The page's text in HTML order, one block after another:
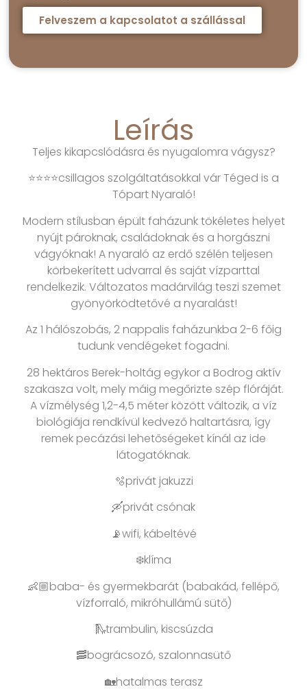
Felveszem a kapcsolatot a szállással
Leírás
Teljes kikapcslódásra és nyugalomra vágysz?
⭐️⭐️⭐️⭐️csillagos szolgáltatásokkal vár Téged is a
Tópart Nyaraló!
Modern stílusban épült faházunk tökéletes helyet
nyújt pároknak, családoknak és a horgászni
vágyóknak! A nyaraló az erdő szélén teljesen
körbekerített udvarral és saját vízparttal
rendelkezik. Változatos madárvilág teszi szemet
gyönyörködtetővé a nyaralást!
Az 1 hálószobás, 2 nappalis faházunkba 2-6 főig
tudunk vendégeket fogadni.
28 hektáros Berek-holtág egykor a Bodrog aktív
szakasza volt, mely máig megőrizte szép flóráját.
A vízmélység 1,2-4,5 méter között változik, a víz
biológiája rendkívül kedvező haltartásra, így
remek pecázási lehetőségeket kínál az ide
látogatóknak.
🫧privát jakuzzi
🛶privát csónak
📡wifi, kábeltévé
❄️klíma
👶🏼baba- és gyermekbarát (babakád, fellépő,
vízforraló, mikróhullámú sütő)
🛝trambulin, kiscsúzda
🥓bográcsozó, szalonnasütő
🏡hatalmas terasz